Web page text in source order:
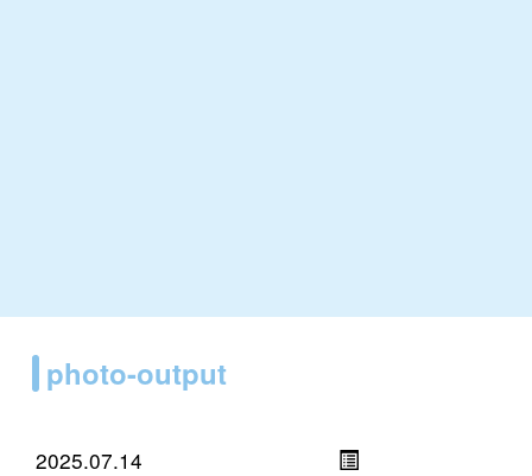
photo-output
2025.07.14